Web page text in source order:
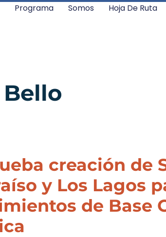
Programa Somos Hoja De Ruta
creación de
y Los Lagos
de Base